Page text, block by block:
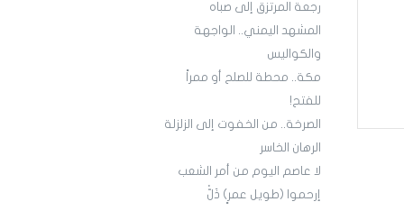
رجعة المرتزق إلى صباه
المشهد اليمني.. الواجهة
والكواليس
مكة.. محطة للصلح أو ممراً
للفتح!
الصرخة.. من الخفوت إلى الزلزلة
الرهان الخاسر
لا عاصم اليوم من أمر الشعب
إرحموا (طويل عمرٍ) ذَلّْ